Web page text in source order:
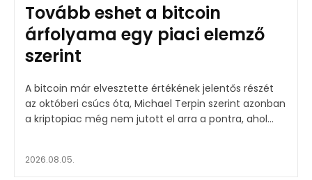
Tovább eshet a bitcoin
árfolyama egy piaci elemző
szerint
A bitcoin már elvesztette értékének jelentős részét
az októberi csúcs óta, Michael Terpin szerint azonban
a kriptopiac még nem jutott el arra a pontra, ahol...
2026.08.05.